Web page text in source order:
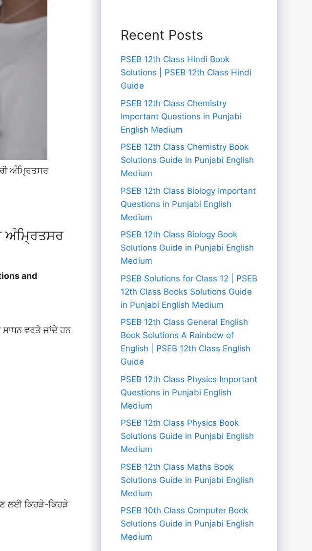
ਅੰਮ੍ਰਿਤਸਰ
ਅੰਮ੍ਰਿਤਸਰ
and
ਵਰਤੇ ਜਾਂਦੇ ਹਨ
ਲਈ ਕਿਹੜੇ-ਕਿਹੜੇ
Recent Posts
PSEB 12th Class Hindi Book
Solutions | PSEB 12th Class Hindi
Guide
PSEB 12th Class Chemistry
Important Questions in Punjabi
English Medium
PSEB 12th Class Chemistry Book
Solutions Guide in Punjabi English
Medium
PSEB 12th Class Biology Important
Questions in Punjabi English
Medium
PSEB 12th Class Biology Book
Solutions Guide in Punjabi English
Medium
PSEB Solutions for Class 12 | PSEB
12th Class Books Solutions Guide
in Punjabi English Medium
PSEB 12th Class General English
Book Solutions A Rainbow of
English | PSEB 12th Class English
Guide
PSEB 12th Class Physics Important
Questions in Punjabi English
Medium
PSEB 12th Class Physics Book
Solutions Guide in Punjabi English
Medium
PSEB 12th Class Maths Book
Solutions Guide in Punjabi English
Medium
PSEB 10th Class Computer Book
Solutions Guide in Punjabi English
Medium